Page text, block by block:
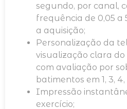
segundo, por canal,
frequência de 0,05
a aquisição;
Personalização da
visualização clara do
com avaliação por
batimentos em 1, 3,
Impressão
exercício;